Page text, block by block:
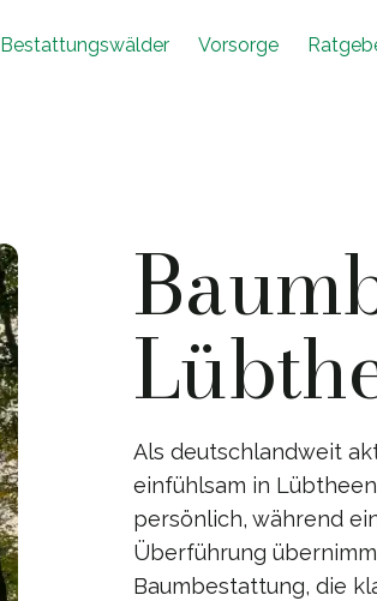
Bestattungswälder Vorsorge
Als deutschlandweit
einfühlsam in
persönlich, während
Überführung
Baumbestattung, die